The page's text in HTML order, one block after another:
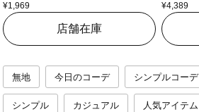
¥1,969
店舗在庫
¥4,389
無地 今日のコーデ シンプルコーデ
シンプル カジュアル 人気アイテム